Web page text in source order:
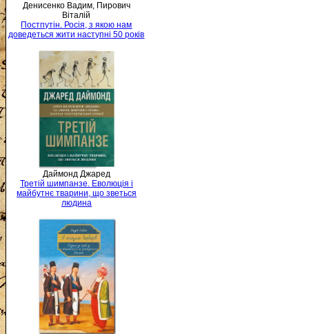
Денисенко Вадим, Пирович
Віталій
Постпутін. Росія, з якою нам
доведеться жити наступні 50 років
Даймонд Джаред
Третій шимпанзе. Еволюція і
майбутнє тварини, що зветься
людина